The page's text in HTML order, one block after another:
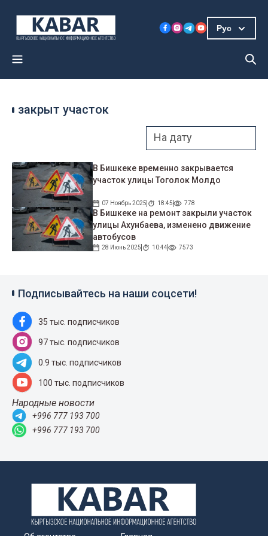
Рус
закрыт участок
В Бишкеке временно закрывается
участок улицы Тоголок Молдо
07 Ноябрь 2025 18:45 778
В Бишкеке на ремонт закрыли участок
улицы Ахунбаева, изменено движение
автобусов
28 Июнь 2025 10:44 7573
Подписывайтесь на наши соцсети!
35 тыс. подписчиков
97 тыс. подписчиков
0.9 тыс. подписчиков
100 тыс. подписчиков
Народные новости
+996 777 193 700
+996 777 193 700